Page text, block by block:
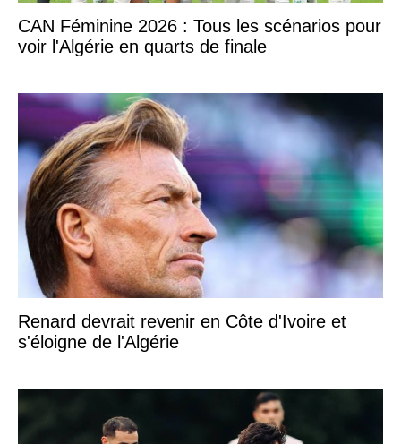
CAN Féminine 2026 : Tous les scénarios pour
voir l'Algérie en quarts de finale
Renard devrait revenir en Côte d'Ivoire et
s'éloigne de l'Algérie